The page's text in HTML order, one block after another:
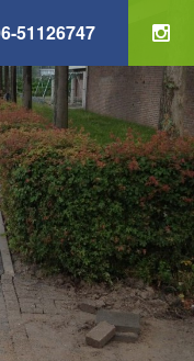
51126747